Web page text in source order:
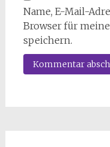
Name, E-Mail-
Browser für
speichern.